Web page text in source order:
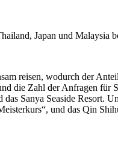
Japan und Malaysia
reisen, wodurch der
die Zahl der Anfragen für
Sanya Seaside Resort.
und das Qin